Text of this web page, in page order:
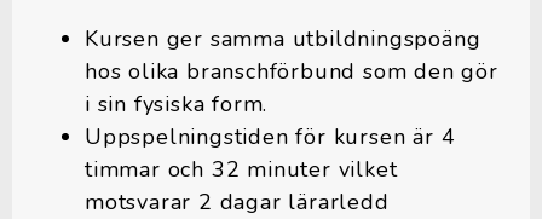
Kursen ger samma utbildningspoäng
hos olika branschförbund som den gör
i sin fysiska form.
Uppspelningstiden för kursen är 4
timmar och 32 minuter vilket
motsvarar 2 dagar lärarledd